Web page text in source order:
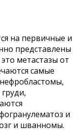
на первичные и
представлены
метастазы от
самые
и
и шванномы.